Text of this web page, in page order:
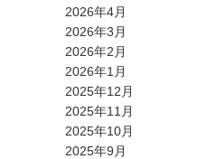
2026年4月
2026年3月
2026年2月
2026年1月
2025年12月
2025年11月
2025年10月
2025年9月